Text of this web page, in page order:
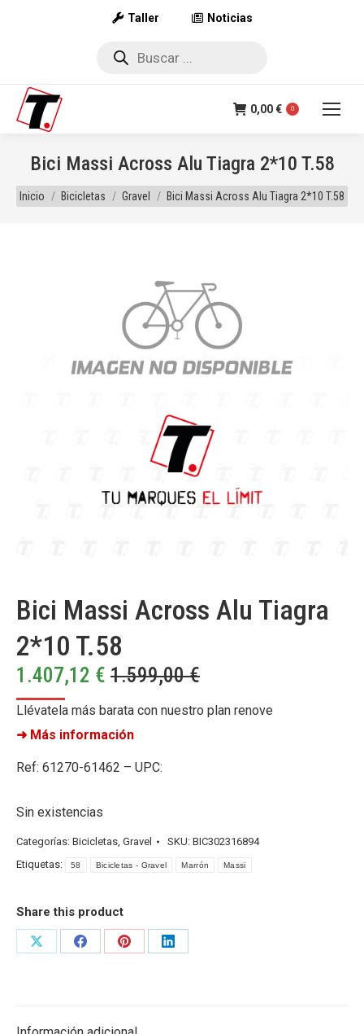
Taller Noticias
Búsqueda
0,00€ 0
Bici Massi Across Alu Tiagra 2*10 T.58
Estás aquí:
Inicio Bicicletas Gravel Bici Massi Across Alu Tiagra 2*10 T.58
Bici Massi Across Alu Tiagra
2*10 T.58
1.407,12 € 1.599,00€
Llévatela más barata con nuestro plan renove
➜ Más información
Ref: 61270-61462 – UPC:
Sin existencias
Categorías: Bicicletas, Gravel SKU: BIC302316894
Etiquetas:
58 Bicicletas - Gravel Marrón Massi
Share this product
Share
Share
Share
Share